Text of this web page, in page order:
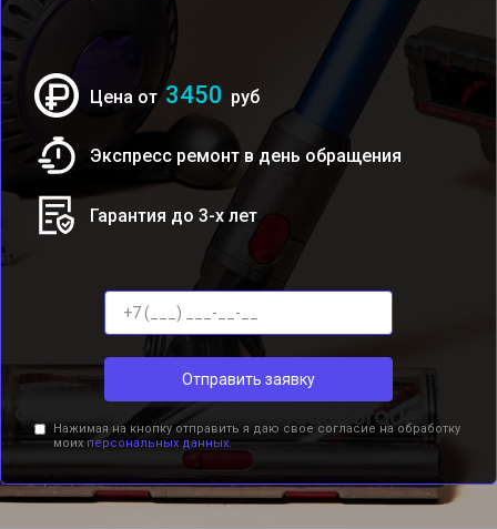
Цена от 3450 руб
Экспресс ремонт в день обращения
Гарантия до 3-х лет
Отправить заявку
Нажимая на кнопку отправить я даю свое согласие на обработку
моих персональных данных.